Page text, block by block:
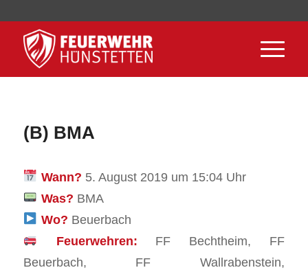
(B) BMA
Wann? 5. August 2019 um 15:04 Uhr
Was? BMA
Wo? Beuerbach
Feuerwehren: FF Bechtheim, FF
Beuerbach, FF Wallrabenstein,